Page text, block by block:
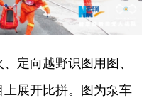
定向越野识图用图、
上展开比拼。图为泵车